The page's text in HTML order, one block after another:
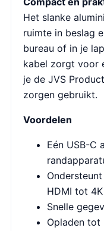
Het slanke
ruimte in beslag
bureau of in je
kabel zorgt voor
je de JVS
zorgen gebruikt.
Voordelen
Eén USB-C
HDMI tot 4K
Snelle
Opladen tot